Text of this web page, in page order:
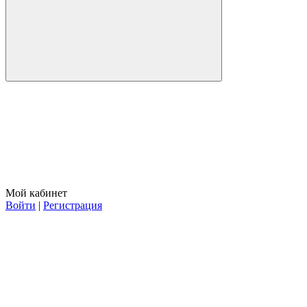
Мой кабинет
Войти | Регистрация